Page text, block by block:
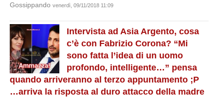
Gossippando venerdì, 09/11/2018 11:09
Intervista ad Asia Argento, cosa
c’è con Fabrizio Corona? “Mi
sono fatta l’idea di un uomo
profondo, intelligente…” pensa
quando arriveranno al terzo appuntamento ;P
…arriva la risposta al duro attacco della madre